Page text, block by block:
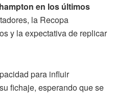
en los últimos
la Recopa
y la expectativa de replicar
para influir
fichaje, esperando que se